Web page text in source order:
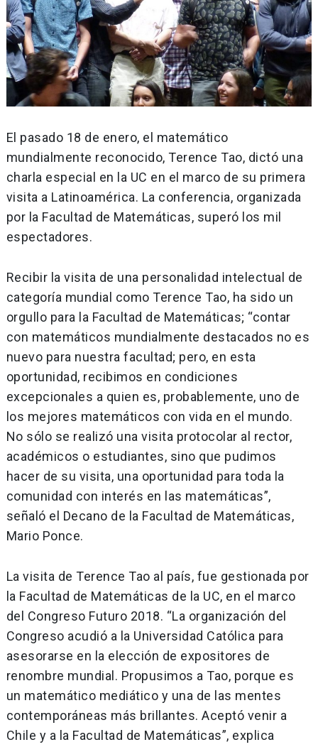
El pasado 18 de enero, el matemático
mundialmente reconocido, Terence Tao, dictó una
charla especial en la UC en el marco de su primera
visita a Latinoamérica. La conferencia, organizada
por la Facultad de Matemáticas, superó los mil
espectadores.
Recibir la visita de una personalidad intelectual de
categoría mundial como Terence Tao, ha sido un
orgullo para la Facultad de Matemáticas; “contar
con matemáticos mundialmente destacados no es
nuevo para nuestra facultad; pero, en esta
oportunidad, recibimos en condiciones
excepcionales a quien es, probablemente, uno de
los mejores matemáticos con vida en el mundo.
No sólo se realizó una visita protocolar al rector,
académicos o estudiantes, sino que pudimos
hacer de su visita, una oportunidad para toda la
comunidad con interés en las matemáticas”,
señaló el Decano de la Facultad de Matemáticas,
Mario Ponce.
La visita de Terence Tao al país, fue gestionada por
la Facultad de Matemáticas de la UC, en el marco
del Congreso Futuro 2018. “La organización del
Congreso acudió a la Universidad Católica para
asesorarse en la elección de expositores de
renombre mundial. Propusimos a Tao, porque es
un matemático mediático y una de las mentes
contemporáneas más brillantes. Aceptó venir a
Chile y a la Facultad de Matemáticas”, explica